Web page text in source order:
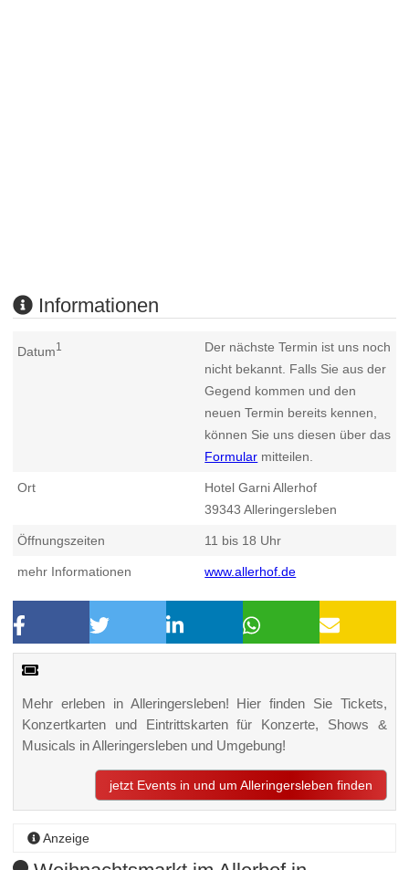
Informationen
Datum1
Der nächste Termin ist uns noch
nicht bekannt. Falls Sie aus der
Gegend kommen und den
neuen Termin bereits kennen,
können Sie uns diesen über das
Formular mitteilen.
Ort
Hotel Garni Allerhof
39343 Alleringersleben
Öffnungszeiten 11 bis 18 Uhr
mehr Informationen www.allerhof.de
Mehr erleben in Alleringersleben! Hier finden Sie Tickets,
Konzertkarten und Eintrittskarten für Konzerte, Shows &
Musicals in Alleringersleben und Umgebung!
jetzt Events in und um Alleringersleben finden
Anzeige